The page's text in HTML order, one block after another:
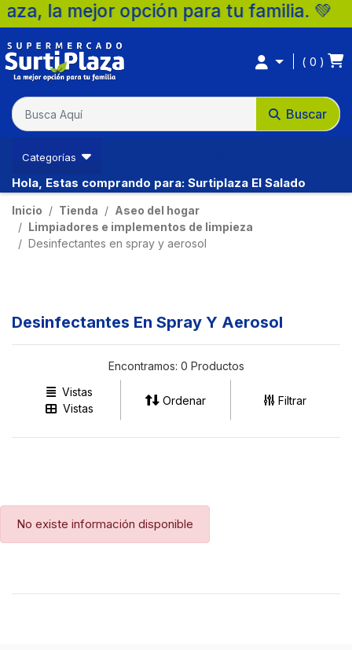
la mejor opción para tu familia. 💚
Buscar
0
Categorías
Hola, Estas comprando para: Surtiplaza El Salado
Inicio Tienda
Aseo del hogar
Limpiadores e implementos de limpieza
Desinfectantes en spray y aerosol
Desinfectantes En Spray Y Aerosol
Encontramos: 0 Productos
Vistas
Vistas
Ordenar Filtrar
No existe información disponible
(57) 3213794333